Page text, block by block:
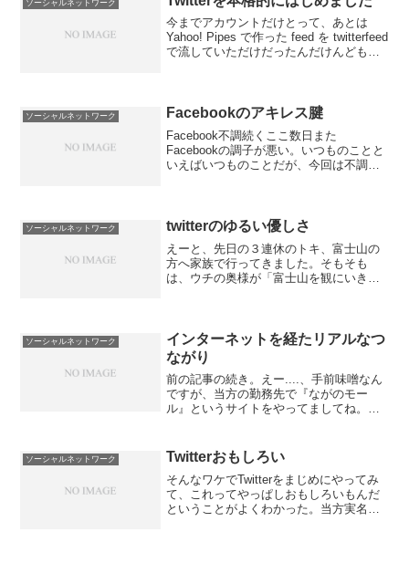
ソーシャルネットワーク
今までアカウントだけとって、あとは
Yahoo! Pipes で作った feed を twitterfeed
で流していただけだったんだけんども、
ソーシャルネットワーク Facebookのアキレス腱
Facebook不調続くここ数日また
Facebookの調子が悪い。いつものことと
いえばいつものことだが、今回は不調が
はだいた...
ソーシャルネットワーク twitterのゆるい優しさ
えーと、先日の３連休のトキ、富士山の
方へ家族で行ってきました。そもそも
は、ウチの奥様が「富士山を観にいきた
ソーシャルネットワーク
インターネットを経たリアルなつ
ながり
前の記事の続き。えー....、手前味噌なん
ですが、当方の勤務先で『ながのモー
ル』というサイトをやってましてね。信
にさまざまな商品を販売されているショ
ッピングモールサイト...
ソーシャルネットワーク Twitterおもしろい
そんなワケでTwitterをまじめにやってみ
て、これってやっぱしおもしろいもんだ
ということがよくわかった。当方実名を